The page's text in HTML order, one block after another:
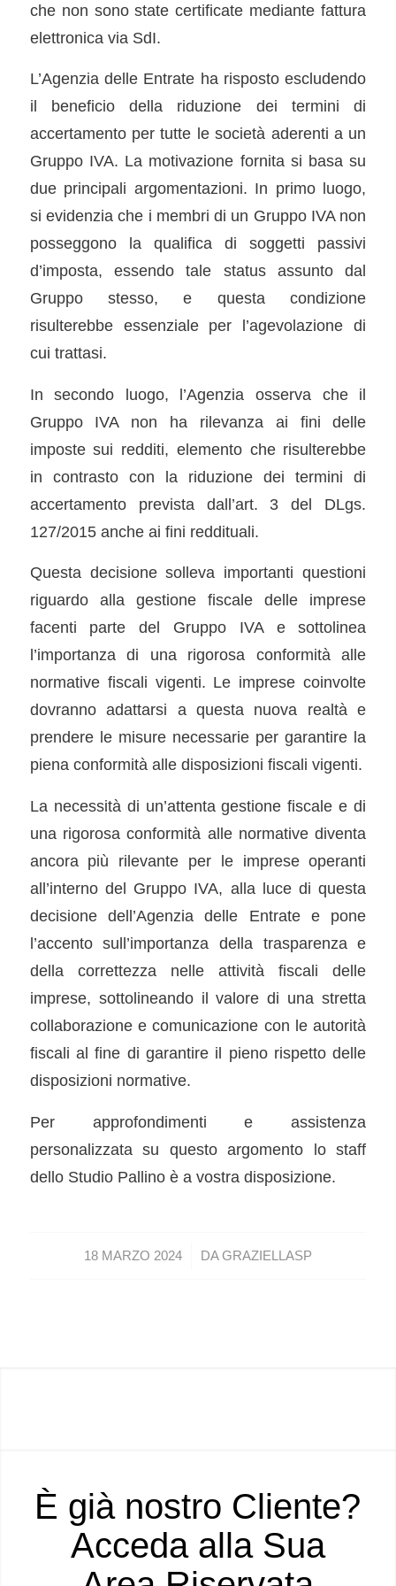
che non sono state certificate mediante fattura
elettronica via SdI.
L’Agenzia delle Entrate ha risposto escludendo
il beneficio della riduzione dei termini di
accertamento per tutte le società aderenti a un
Gruppo IVA. La motivazione fornita si basa su
due principali argomentazioni. In primo luogo,
si evidenzia che i membri di un Gruppo IVA non
posseggono la qualifica di soggetti passivi
d’imposta, essendo tale status assunto dal
Gruppo stesso, e questa condizione
risulterebbe essenziale per l’agevolazione di
cui trattasi.
In secondo luogo, l’Agenzia osserva che il
Gruppo IVA non ha rilevanza ai fini delle
imposte sui redditi, elemento che risulterebbe
in contrasto con la riduzione dei termini di
accertamento prevista dall’art. 3 del DLgs.
127/2015 anche ai fini reddituali.
Questa decisione solleva importanti questioni
riguardo alla gestione fiscale delle imprese
facenti parte del Gruppo IVA e sottolinea
l’importanza di una rigorosa conformità alle
normative fiscali vigenti. Le imprese coinvolte
dovranno adattarsi a questa nuova realtà e
prendere le misure necessarie per garantire la
piena conformità alle disposizioni fiscali vigenti.
La necessità di un’attenta gestione fiscale e di
una rigorosa conformità alle normative diventa
ancora più rilevante per le imprese operanti
all’interno del Gruppo IVA, alla luce di questa
decisione dell’Agenzia delle Entrate e pone
l’accento sull’importanza della trasparenza e
della correttezza nelle attività fiscali delle
imprese, sottolineando il valore di una stretta
collaborazione e comunicazione con le autorità
fiscali al fine di garantire il pieno rispetto delle
disposizioni normative.
Per approfondimenti e assistenza
personalizzata su questo argomento lo staff
dello Studio Pallino è a vostra disposizione.
18 MARZO 2024
/ DAGRAZIELLASP
È già nostro Cliente?
Acceda alla Sua